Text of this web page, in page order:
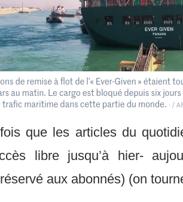
que les articles du
libre jusqu’à hier-
aux abonnés) (on